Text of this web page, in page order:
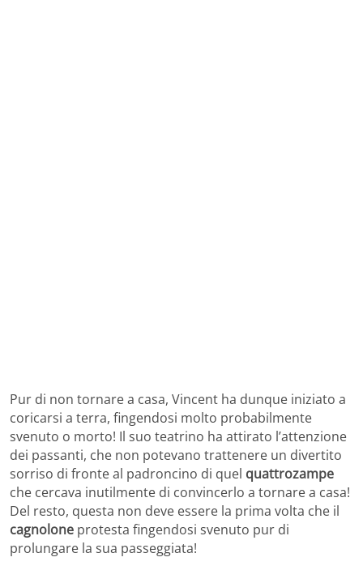
Pur di non tornare a casa, Vincent ha dunque iniziato a
coricarsi a terra, fingendosi molto probabilmente
svenuto o morto! Il suo teatrino ha attirato l’attenzione
dei passanti, che non potevano trattenere un divertito
sorriso di fronte al padroncino di quel quattrozampe
che cercava inutilmente di convincerlo a tornare a casa!
Del resto, questa non deve essere la prima volta che il
cagnolone protesta fingendosi svenuto pur di
prolungare la sua passeggiata!